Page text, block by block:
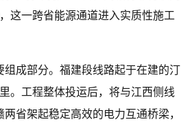
这一跨省能源通道进入实质性施工
成部分。福建段线路起于在建的汀
。工程整体投运后，将与江西侧线
省架起稳定高效的电力互通桥梁，